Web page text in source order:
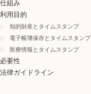
仕組み
利用目的
知的財産とタイムスタンプ
電子帳簿保存とタイムスタンプ
医療情報とタイムスタンプ
必要性
法律ガイドライン